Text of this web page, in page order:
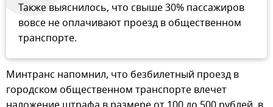
Также выяснилось, что свыше 30% пассажиров
вовсе не оплачивают проезд в общественном
транспорте.
Минтранс напомнил, что безбилетный проезд в
городском общественном транспорте влечет